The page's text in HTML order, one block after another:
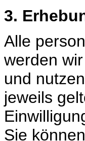
3.
Alle
werden
und
jeweils
Sie